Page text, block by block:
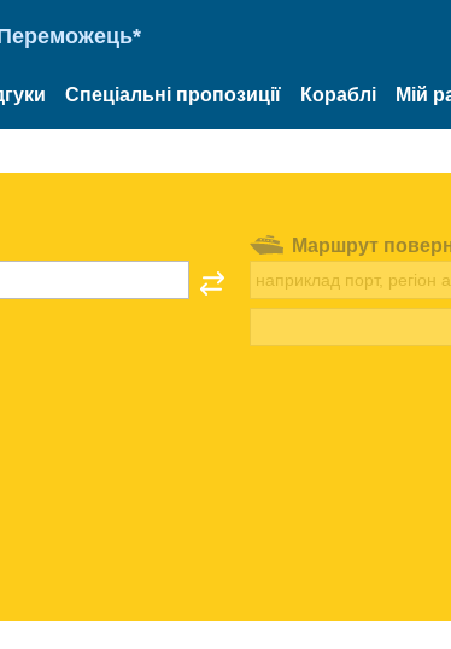
Переможець*
Спеціальні пропозиції Кораблі Мій
Маршрут